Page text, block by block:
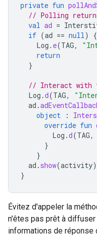
private fun
// Polling
val ad =
if (ad == null)
{
Log . e(TAG,
return
}
// Interact with
Log .d(TAG,
ad .
object
:
override fun
Log .d(TAG,
}
}
ad . show(activity)
}
Évitez d'appeler la
n'êtes pas prêt à diffuser
informations de réponse